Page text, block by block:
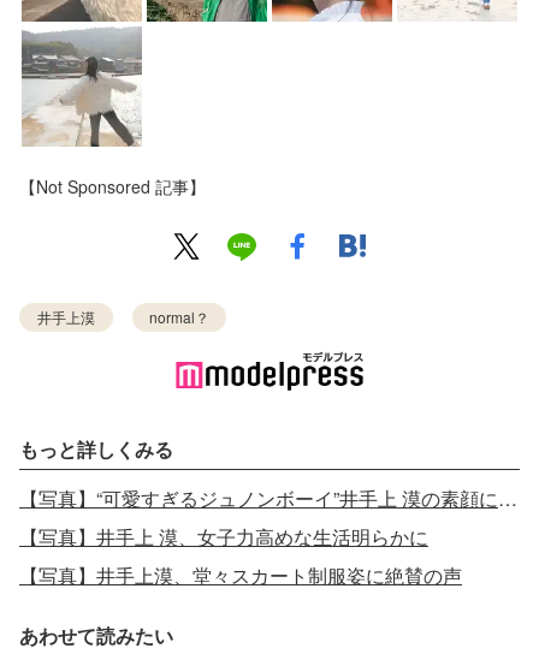
【Not Sponsored 記事】
井手上漠 normal？
もっと詳しくみる
【写真】“可愛すぎるジュノンボーイ”井手上 漠の素顔に迫る 「気持ち悪い」周囲の言葉に傷ついた過去・個性で道を切り拓くまで
【写真】井手上 漠、女子力高めな生活明らかに
【写真】井手上漠、堂々スカート制服姿に絶賛の声
あわせて読みたい